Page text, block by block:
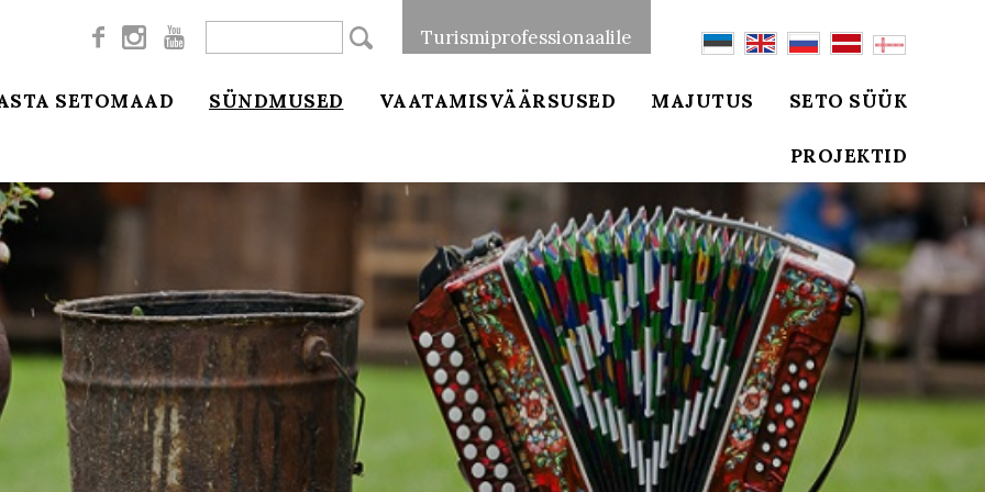
Turismiprofessionaalile
  
SETOMAAD SÜNDMUSED VAATAMISVÄÄRSUSED MAJUTUS SETO SÜÜK
PROJEKTID